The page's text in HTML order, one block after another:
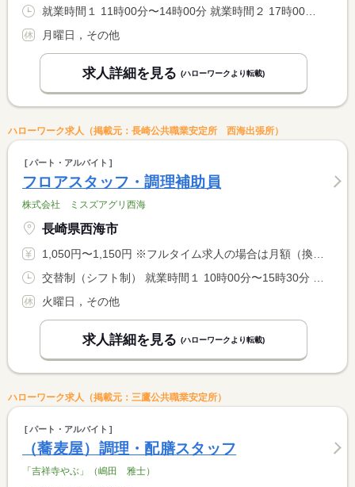
月曜日，その他
求人詳細を見る (ハローワークより転載)
ハローワーク求人（掲載元：長崎公共職業安定所 西海出張所）
パート・アルバイト
フロアスタッフ・調理補助員
株式会社 ミスズアグリ西海
長崎県西海市
1,050円〜1,150円 ※フルタイム求人の場合は月額（換算額）、パート求人の場合は時間額を表示しています。
火曜日，その他
求人詳細を見る (ハローワークより転載)
ハローワーク求人（掲載元：三鷹公共職業安定所）
パート・アルバイト
（蕎麦屋）調理・配膳スタッフ
「吉祥寺やぶ」（嶋田 雅士）